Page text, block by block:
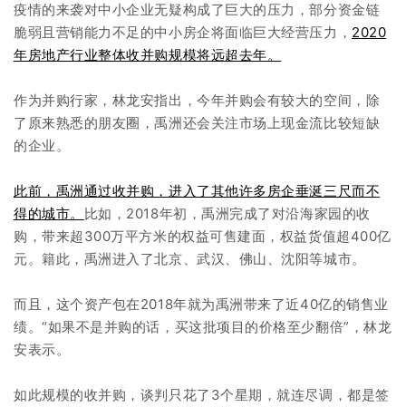
疫情的来袭对中小企业无疑构成了巨大的压力，部分资金链
脆弱且营销能力不足的中小房企将面临巨大经营压力， 2020
年房地产行业整体收并购规模将远超去年。
作为并购行家，林龙安指出，今年并购会有较大的空间，除
了原来熟悉的朋友圈，禹洲还会关注市场上现金流比较短缺
的企业。
此前，禹洲通过收并购，进入了其他许多房企垂涎三尺而不
得的城市。 比如，2018年初，禹洲完成了对沿海家园的收
购，带来超300万平方米的权益可售建面，权益货值超400亿
元。籍此，禹洲进入了北京、武汉、佛山、沈阳等城市。
而且，这个资产包在2018年就为禹洲带来了近40亿的销售业
绩。“如果不是并购的话，买这批项目的价格至少翻倍”，林龙
安表示。
如此规模的收并购，谈判只花了3个星期，就连尽调，都是签